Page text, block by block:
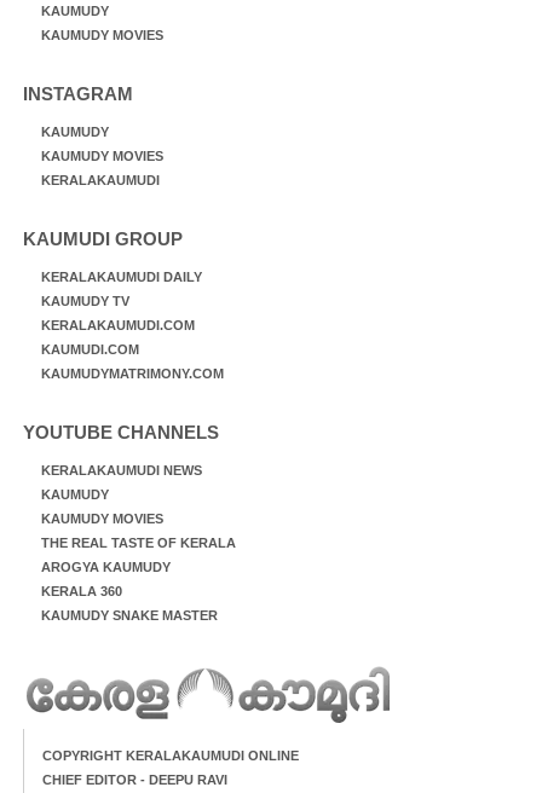
KAUMUDY
KAUMUDY MOVIES
INSTAGRAM
KAUMUDY
KAUMUDY MOVIES
KERALAKAUMUDI
KAUMUDI GROUP
KERALAKAUMUDI DAILY
KAUMUDY TV
KERALAKAUMUDI.COM
KAUMUDI.COM
KAUMUDYMATRIMONY.COM
YOUTUBE CHANNELS
KERALAKAUMUDI NEWS
KAUMUDY
KAUMUDY MOVIES
THE REAL TASTE OF KERALA
AROGYA KAUMUDY
KERALA 360
KAUMUDY SNAKE MASTER
COPYRIGHT KERALAKAUMUDI ONLINE
CHIEF EDITOR - DEEPU RAVI